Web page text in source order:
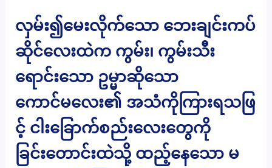
လှမ်း၍မေးလိုက်သော ဘေးချင်းကပ်
ဆိုင်လေးထဲက ကွမ်း၊ ကွမ်းသီး
ရောင်းသော ဥမ္မာဆိုသော
ကောင်မလေး၏ အသံကိုကြားရသဖြ
င့် ငါးခြောက်စည်းလေးတွေကို
ခြင်းတောင်းထဲသို့ ထည့်နေသော မ